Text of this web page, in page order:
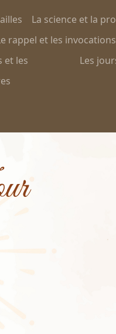
La science et la
rappel et les invocations
et les
Les